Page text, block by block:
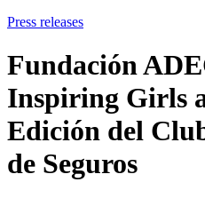
Press releases
Fundación
Inspiring Girls
Edición del
de Seguros